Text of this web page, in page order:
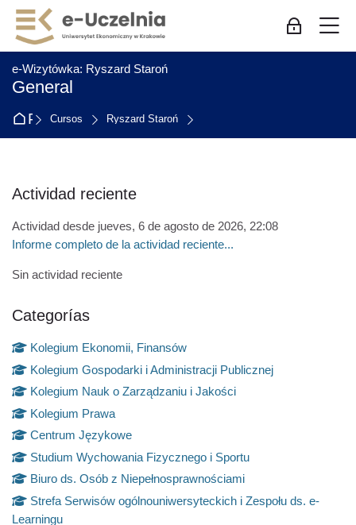
Skip to navigation
Skip to login form
Salta al contenido principal
Skip to accessibility options
Skip to footer
Skip accessibility options
Acceso de
e-Wizytówka: Ryszard Staroń
General
Página Principal
Cursos Ryszard Staroń
Bloques
Salta Actividad reciente
Actividad reciente
Actividad desde jueves, 6 de agosto de 2026, 22:08
Informe completo de la actividad reciente...
Sin actividad reciente
Salta Categorías
Categorías
Kolegium Ekonomii, Finansów
Kolegium Gospodarki i Administracji Publicznej
Kolegium Nauk o Zarządzaniu i Jakości
Kolegium Prawa
Centrum Językowe
Studium Wychowania Fizycznego i Sportu
Biuro ds. Osób z Niepełnosprawnościami
Strefa Serwisów ogólnouniwersyteckich i Zespołu ds. e-
Learningu